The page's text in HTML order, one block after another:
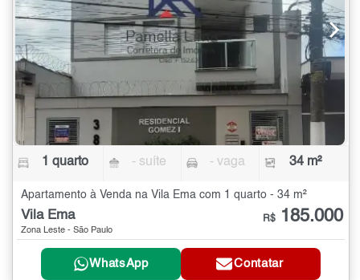
1 quarto - suíte - vaga 34 m²
Apartamento à Venda na Vila Ema com 1 quarto - 34 m²
Vila Ema
Zona Leste - São Paulo
R$ 185.000
WhatsApp Contatar